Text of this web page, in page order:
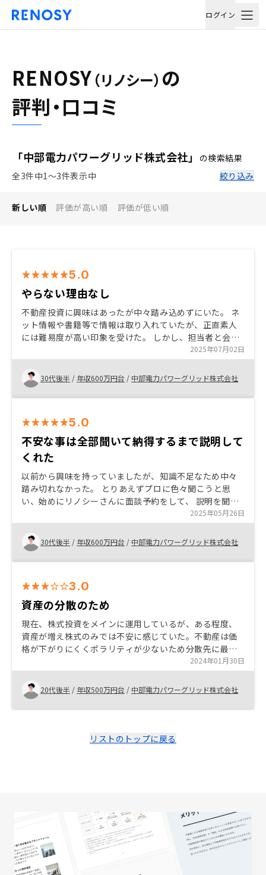
ログイン
RENOSY （リノシー） の
評判・口コミ
「中部電力パワーグリッド株式会社」
の検索結果
全3件中1〜3件表示中
絞り込み
新しい順 評価が高い順 評価が低い順
5.0
やらない理由なし
不動産投資に興味はあったが中々踏み込めずにいた。 ネ
ット情報や書籍等で情報は取り入れていたが、正直素人
には難易度が高い印象を受けた。 しかし、担当者と会話
していく中で不安が払拭でき、信用に値すると判断した
ため購入する意思を固めた。
2025年07月02日
30代後半 / 年収600万円台 / 中部電力パワーグリッド株式会社
5.0
不安な事は全部聞いて納得するまで説明して
くれた
以前から興味を持っていましたが、知識不足なため中々
踏み切れなかった。 とりあえずプロに色々聞こうと思
い、始めにリノシーさんに面談予約をして、 説明を聞い
ている内に不安感が払拭出来た。 やらない理由はないと
思い即決で購入を決めた。
2025年05月26日
30代後半 / 年収600万円台 / 中部電力パワーグリッド株式会社
3.0
資産の分散のため
現在、株式投資をメインに運用しているが、ある程度、
資産が増え株式のみでは不安に感じていた。不動産は価
格が下がりにくくポラリティが少ないため分散先に最適
だった。勤続年数もある程度重ねて信用があったため、
低金利で投資資金を借りれたことも理由の一つ。
2024年01月30日
20代後半 / 年収500万円台 / 中部電力パワーグリッド株式会社
リストのトップに戻る